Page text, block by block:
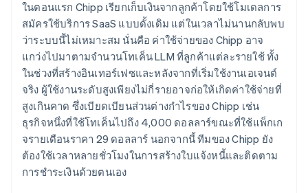
ในตอนแรก Chipp เรียกเก็บเงินจากลูกค้าโดยใช้โมเดลการ
สมัครใช้บริการ SaaS แบบดั้งเดิม แต่ในเวลาไม่นานกลับพบ
ว่าระบบนี้ไม่เหมาะสม นั่นคือ ค่าใช้จ่ายของ Chipp อาจ
แกว่งไปมาตามจำนวนโทเค็น LLM ที่ลูกค้าแต่ละรายใช้ ทั้ง
ในช่วงที่สร้างอินเทอร์เฟซและหลังจากที่เริ่มใช้งานเอเจนต์
จริง ผู้ใช้งานระดับสูงเพียงไม่กี่รายอาจก่อให้เกิดค่าใช้จ่ายที่
สูงเกินคาด ซึ่งเบียดเบียนส่วนต่างกำไรของ Chipp เช่น
ธุรกิจหนึ่งที่ใช้โทเค็นไปถึง 4,000 ดอลลาร์ขณะที่ใช้แพ็กเก
จรายเดือนราคา 29 ดอลลาร์ นอกจากนี้ ทีมของ Chipp ยัง
ต้องใช้เวลาหลายชั่วโมงในการสร้างใบแจ้งหนี้และติดตาม
การชำระเงินด้วยตนเอง